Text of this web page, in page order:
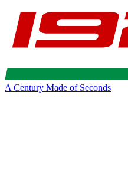
A Century Made of Seconds